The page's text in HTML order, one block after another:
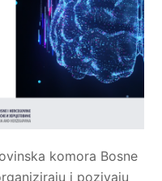
komora Bosne
i pozivaju